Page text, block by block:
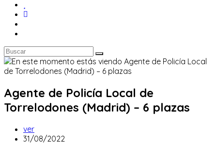
Agente de Policía Local de
Torrelodones (Madrid) – 6 plazas
Autor
de
ver
Publicación
31/08/2022